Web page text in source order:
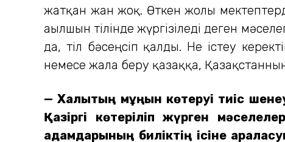
жатқан жан жоқ. Өткен жолы
ағылшын тілінде жүргізіледі деген
да, тіл бәсеңсіп қалды. Не істеу
немесе жалға беру қазаққа, Қазақстанның
— Халықтың мұңын көтеруі тиіс
Қазіргі көтеріліп жүрген
адамдарының биліктің ісіне